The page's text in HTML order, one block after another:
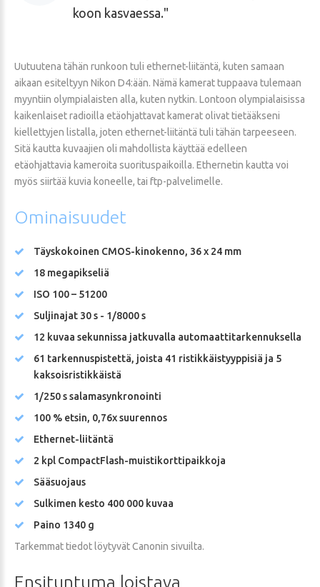
koon kasvaessa.
Uutuutena tähän runkoon tuli ethernet-liitäntä, kuten samaan
aikaan esiteltyyn Nikon D4:ään. Nämä kamerat tuppaava tulemaan
myyntiin olympialaisten alla, kuten nytkin. Lontoon olympialaisissa
kaikenlaiset radioilla etäohjattavat kamerat olivat tietääkseni
kiellettyjen listalla, joten ethernet-liitäntä tuli tähän tarpeeseen.
Sitä kautta kuvaajien oli mahdollista käyttää edelleen
etäohjattavia kameroita suorituspaikoilla. Ethernetin kautta voi
myös siirtää kuvia koneelle, tai ftp-palvelimelle.
Ominaisuudet
Täyskokoinen CMOS-kinokenno, 36 x 24 mm
18 megapikseliä
ISO 100 – 51200
Suljinajat 30 s - 1/8000 s
12 kuvaa sekunnissa jatkuvalla automaattitarkennuksella
61 tarkennuspistettä, joista 41 ristikkäistyyppisiä ja 5
kaksoisristikkäistä
1/250 s salamasynkronointi
100 % etsin, 0,76x suurennos
Ethernet-liitäntä
2 kpl CompactFlash-muistikorttipaikkoja
Sääsuojaus
Sulkimen kesto 400 000 kuvaa
Paino 1340 g
Tarkemmat tiedot löytyvät Canonin sivuilta.
Ensituntuma loistava